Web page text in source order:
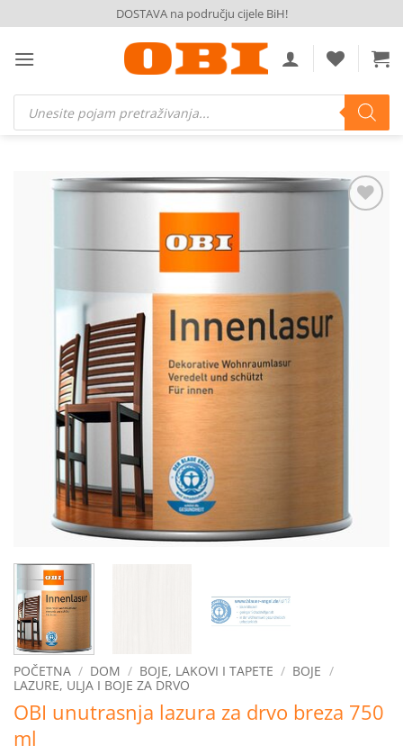
to
content
DOSTAVA na području cijele BiH!
Products
search
POČETNA / DOM / BOJE, LAKOVI I TAPETE / BOJE /
LAZURE, ULJA I BOJE ZA DRVO
OBI unutrasnja lazura za drvo breza 750
ml